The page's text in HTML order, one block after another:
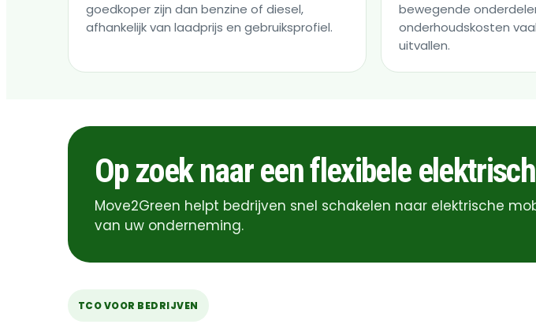
goedkoper zijn dan benzine of diesel,
afhankelijk van laadprijs en gebruiksprofiel.
bewegende
onderhoudskosten
uitvallen.
Op zoek naar een flexibele
Move2Green helpt bedrijven snel schakelen naar elektrische
van uw onderneming.
TCO VOOR BEDRIJVEN